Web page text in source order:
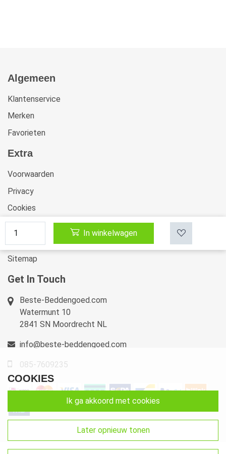
In winkelwagen
Algemeen
Klantenservice
Merken
Favorieten
Extra
Voorwaarden
Privacy
Cookies
Klachten
Retourneren & Ruilen
Sitemap
Get In Touch
Beste-Beddengoed.com
Watermunt 10
2841 SN Moordrecht NL
info@beste-beddengoed.com
085-7609235
COOKIES
ik ga akkoord met cookies
later opnieuw tonen